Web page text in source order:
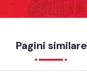
Pagini similare